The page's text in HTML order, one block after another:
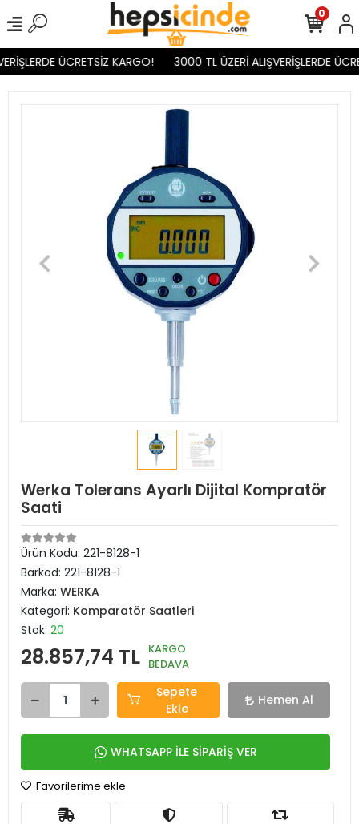
ÜCRETSİZ KARGO! 3000 TL ÜZERİ ALIŞVERİŞLERDE
0
Werka Tolerans Ayarlı Dijital Kompratör
Saati
Ürün Kodu: 221-8128-1
Barkod: 221-8128-1
Marka: WERKA
Kategori: Komparatör Saatleri
Stok: 20
28.857,74 TL KARGO
BEDAVA
Sepete
Ekle
Hemen Al
WHATSAPP İLE SİPARİŞ VER
Favorilerime ekle